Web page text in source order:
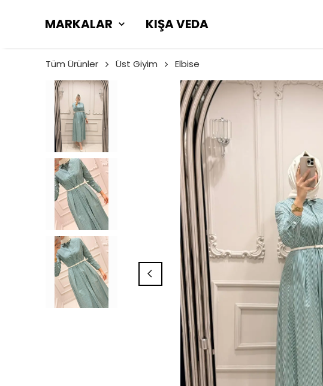
MARKALAR KIŞA VEDA
Tüm Ürünler Üst Giyim Elbise